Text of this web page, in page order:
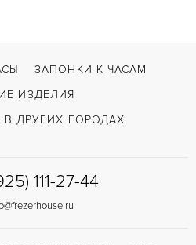
ЗАПОНКИ К ЧАСАМ
ИЗДЕЛИЯ
В ДРУГИХ ГОРОДАХ
111-27-44